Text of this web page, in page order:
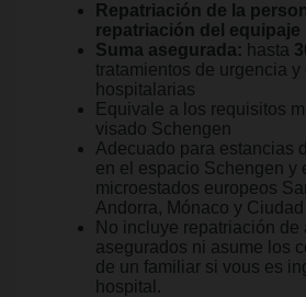
Repatriación de la
repatriación del equipaje
Suma asegurada: hasta
tratamientos de urgencia y
hospitalarias
Equivale a los requisitos
visado Schengen
Adecuado para estancias
en el espacio Schengen y
microestados europeos
Andorra, Mónaco y
No incluye repatriación de
asegurados ni asume los
de un familiar si vous es
hospital.